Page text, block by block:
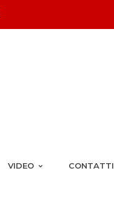
VIDEO CONTATTI